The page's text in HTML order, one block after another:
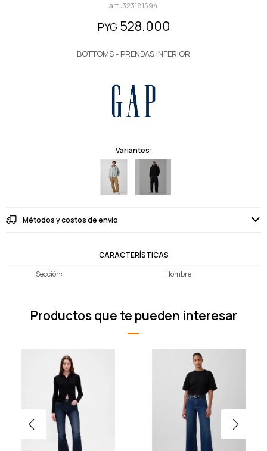
323181594
PYG 528.000
BOTTOMS - PRENDAS INFERIOR
Variantes:
Métodos y costos de envío
CARACTERÍSTICAS
Sección
Hombre
Productos que te pueden interesar